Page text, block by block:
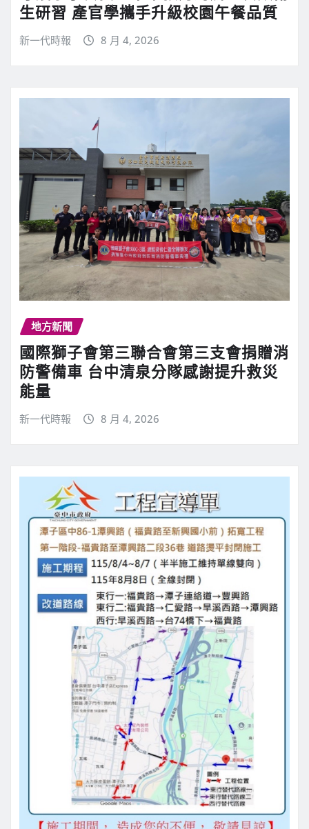
生研習 產官學攜手升級校園午餐品質
新一代時報 8 月 4, 2026
地方新聞
國際獅子會第三聯合會第三支會捐贈消
防警備車 台中清泉分隊感謝提升救災
能量
新一代時報 8 月 4, 2026